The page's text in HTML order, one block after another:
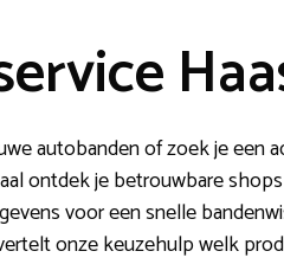
autobanden of zoek je een
ontdek je betrouwbare
voor een snelle
onze keuzehulp welk